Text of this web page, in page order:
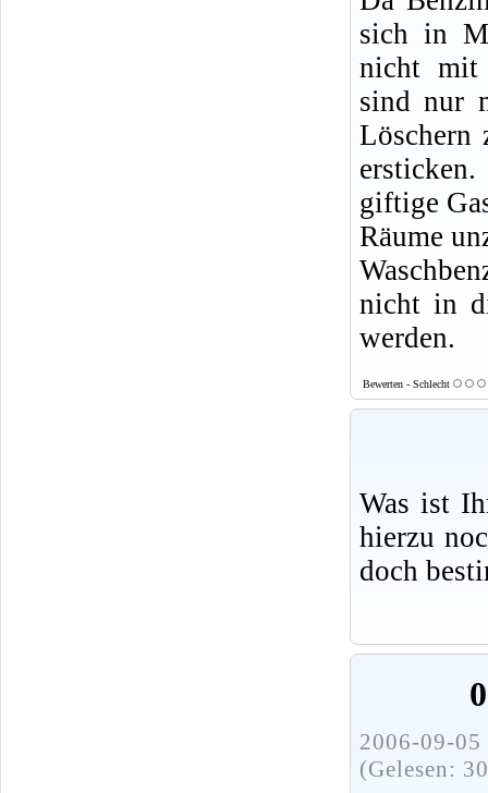
sich in
nicht mit
sind nur
Löschern
giftige
Räume
nicht in
werden.
Bewerten - Schlecht
Was ist
hierzu
doch
2006-09-
(Gelesen: